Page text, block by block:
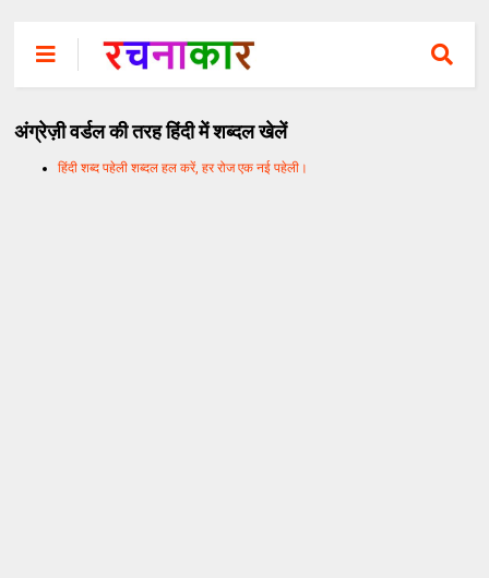
अंग्रेज़ी वर्डल की तरह हिंदी में शब्दल खेलें
हिंदी शब्द पहेली शब्दल हल करें, हर रोज एक नई पहेली।